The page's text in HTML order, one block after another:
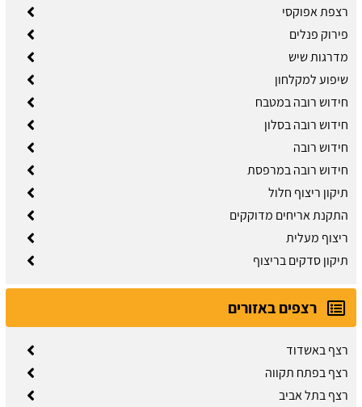
רצפת אפוקסי
פירוק פנלים
מדרגות שיש
שיפוע למקלחון
חידוש רובה במטבח
חידוש רובה בסלון
חידוש רובה
חידוש רובה במרפסת
תיקון ריצוף חלול
התקנת אריחים מדוקקים
ריצוף מעלית
תיקון סדקים בריצוף
רצפים באזורים
רצף באשדוד
רצף בפתח תקווה
רצף בתל אביב